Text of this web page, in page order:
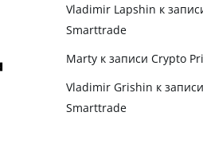
Vladimir Lapshin к
Smarttrade
Martyк записи Crypto
Vladimir Grishin к записи
Smarttrade